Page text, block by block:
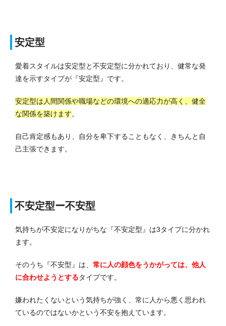
安定型
愛着スタイルは安定型と不安定型に分かれており、健常な発
達を示すタイプが『安定型』です。
安定型は人間関係や職場などの環境への適応力が高く、健全
な関係を築けます。
自己肯定感もあり、自分を卑下することもなく、きちんと自
己主張できます。
不安定型ー不安型
気持ちが不安定になりがちな『不安定型』は3タイプに分かれ
ます。
そのうち『不安型』は、 常に人の顔色をうかがっては、他人
に合わせようとするタイプです。
嫌われたくないという気持ちが強く、常に人から悪く思われ
ているのではないかという不安を抱えています。